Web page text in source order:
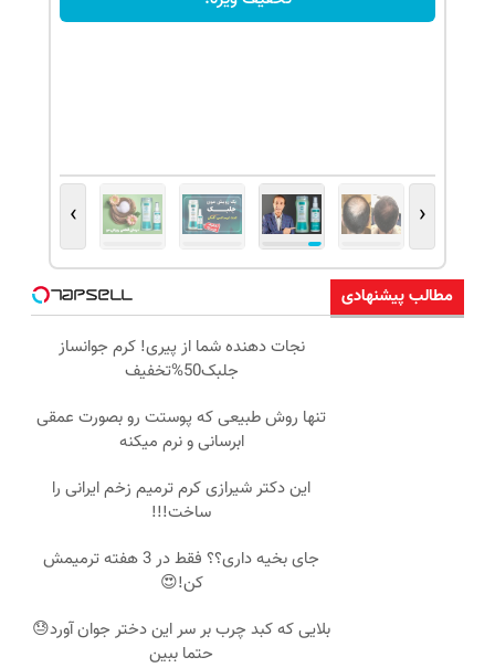
‹
›
مطالب پیشنهادی
نجات دهنده شما از پیری! کرم جوانساز
جلبک50%تخفیف
تنها روش طبیعی که پوستت رو بصورت عمقی
ابرسانی و نرم میکنه
این دکتر شیرازی کرم ترمیم زخم ایرانی را
ساخت!!!
جای بخیه داری؟؟ فقط در 3 هفته ترمیمش
کن!😍
بلایی که کبد چرب بر سر این دختر جوان آورد😓
حتما ببین